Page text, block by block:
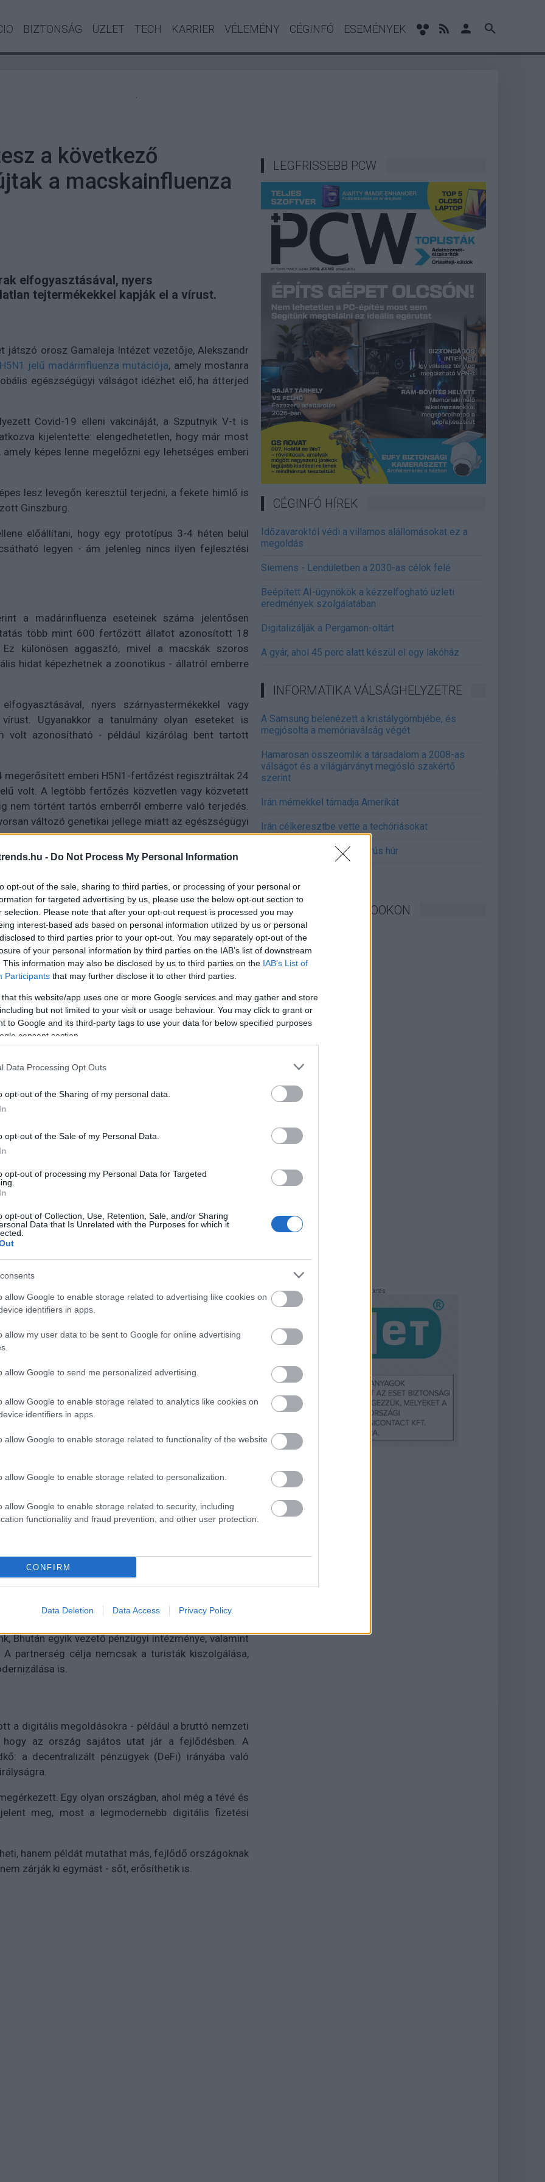
- Do Not Process My Personal Information
opt-out of the sale, sharing to third parties, or processing of your personal or
for targeted advertising by us, please use the below opt-out section to
selection. Please note that after your opt-out request is processed you may
interest-based ads based on personal information utilized by us or personal
to third parties prior to your opt-out. You may separately opt-out of the
of your personal information by third parties on the IAB’s list of downstream
This information may also be disclosed by us to third parties on the IAB’s List of
Participants that may further disclose it to other third parties.
that this website/app uses one or more Google services and may gather and store
but not limited to your visit or usage behaviour. You may click to grant or
to Google and its third-party tags to use your data for below specified purposes
consent section.
Data Processing Opt Outs
opt-out of the Sharing of my personal data.
opt-out of the Sale of my Personal Data.
opt-out of processing my Personal Data for Targeted
opt-out of Collection, Use, Retention, Sale, and/or Sharing
Data that Is Unrelated with the Purposes for which it
allow Google to enable storage related to advertising like cookies on
identifiers in apps.
allow my user data to be sent to Google for online advertising
allow Google to send me personalized advertising.
allow Google to enable storage related to analytics like cookies on
identifiers in apps.
allow Google to enable storage related to functionality of the website
allow Google to enable storage related to personalization.
allow Google to enable storage related to security, including
functionality and fraud prevention, and other user protection.
CONFIRM
Data Deletion Data Access Privacy Policy
BIZTONSÁG ÜZLET TECH KARRIER VÉLEMÉNY CÉGINFÓ ESEMÉNYEK
a következő
a macskainfluenza
elfogyasztásával, nyers
tejtermékekkel kapják el a vírust.
játszó orosz Gamaleja Intézet vezetője, Alekszandr
jelű madárinfluenza mutációja, amely mostanra
egészségügyi válságot idézhet elő, ha átterjed
Covid-19 elleni vakcináját, a Szputnyik V-t is
kijelentette: elengedhetetlen, hogy már most
képes lenne megelőzni egy lehetséges emberi
lesz levegőn keresztül terjedni, a fekete himlő is
Ginszburg.
előállítani, hogy egy prototípus 3-4 héten belül
legyen - ám jelenleg nincs ilyen fejlesztési
a madárinfluenza eseteinek száma jelentősen
több mint 600 fertőzött állatot azonosított 18
különösen aggasztó, mivel a macskák szoros
hidat képezhetnek a zoonotikus - állatról emberre
nyers szárnyastermékekkel vagy
Ugyanakkor a tanulmány olyan eseteket is
volt azonosítható - például kizárólag bent tartott
megerősített emberi H5N1-fertőzést regisztráltak 24
volt. A legtöbb fertőzés közvetlen vagy közvetett
nem történt tartós emberről emberre való terjedés.
változó genetikai jellege miatt az egészségügyi
Központja (CDC) továbbra is
szerint a világ jelenleg nincs megfelelően
járvány kezelésére.
amíg a H5N1 mutációja valóban lehetővé teszi a
és járványügyi előkészületeknek most
jelenleg még nem fenyeget tömeges emberi
vírusok története ismétlődő mintázatot mutat: a
kulcsfontosságú a jövőbeli világjárványok
trendeket a fiatalok elvárásai (X)
is várnak.
Tetszik
kriptót - országos
indul
ismét bebizonyította, hogy mérete nem akadálya a
bejelentette: országos szinten vezetik be a
a turistákat célozza meg, de hosszú távon az
immár több mint 100 különféle kriptovalutával
vagy akár helyi piacokon való vásárlásról.
technológiával működik, így elegendő egy
Bhután egyik vezető pénzügyi intézménye, valamint
partnerség célja nemcsak a turisták kiszolgálása,
is.
a digitális megoldásokra - például a bruttó nemzeti
az ország sajátos utat jár a fejlődésben. A
a decentralizált pénzügyek (DeFi) irányába való
Egy olyan országban, ahol még a tévé és
meg, most a legmodernebb digitális fizetési
hanem példát mutathat más, fejlődő országoknak
zárják ki egymást - sőt, erősíthetik is.
LEGFRISSEBB PCW
CÉGINFÓ HÍREK
Időzavaroktól védi a villamos alállomásokat ez a
megoldás
Siemens - Lendületben a 2030-as célok felé
Beépített AI-ügynökök a kézzelfogható üzleti
eredmények szolgálatában
Digitalizálják a Pergamon-oltárt
A gyár, ahol 45 perc alatt készül el egy lakóház
INFORMATIKA VÁLSÁGHELYZETRE
A Samsung belenézett a kristálygömbjébe, és
megjósolta a memóriaválság végét
Hamarosan összeomlik a társadalom a 2008-as
válságot és a világjárványt megjósló szakértő
szerint
Irán mémekkel támadja Amerikát
Irán célkeresztbe vette a techóriásokat
Ismét feszül a hidegháborús húr
KÖVESSEN FACEBOOKON
Hirdetés